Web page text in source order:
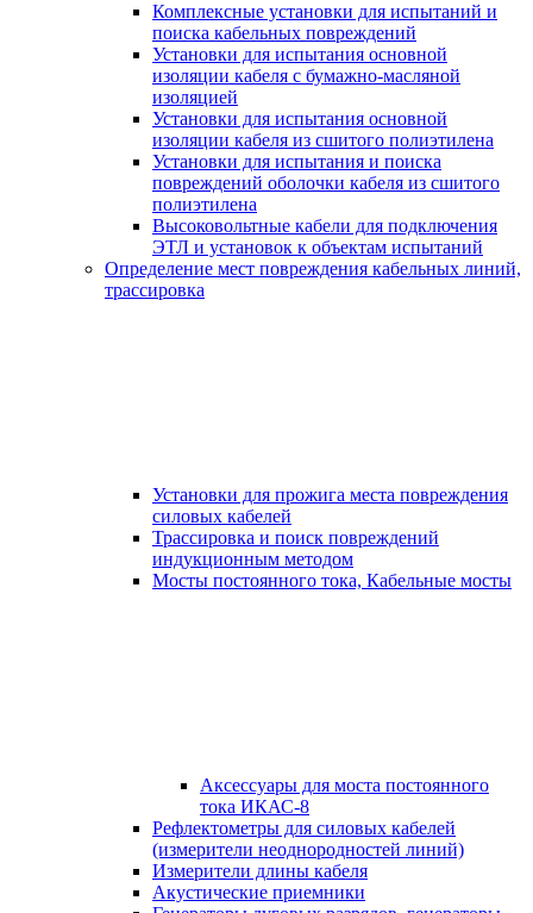
Комплексные установки для испытаний и
поиска кабельных повреждений
Установки для испытания основной
изоляции кабеля с бумажно-масляной
изоляцией
Установки для испытания основной
изоляции кабеля из сшитого полиэтилена
Установки для испытания и поиска
повреждений оболочки кабеля из сшитого
полиэтилена
Высоковольтные кабели для подключения
ЭТЛ и установок к объектам испытаний
Определение мест повреждения кабельных линий,
трассировка
Установки для прожига места повреждения
силовых кабелей
Трассировка и поиск повреждений
индукционным методом
Мосты постоянного тока, Кабельные мосты
Аксессуары для моста постоянного
тока ИКАС-8
Рефлектометры для силовых кабелей
(измерители неоднородностей линий)
Измерители длины кабеля
Акустические приемники